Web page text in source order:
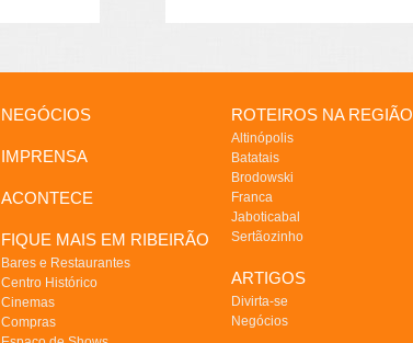
NEGÓCIOS
IMPRENSA
ACONTECE
FIQUE MAIS EM RIBEIRÃO
Bares e Restaurantes
Centro Histórico
Cinemas
Compras
ROTEIROS NA REGIÃO
Altinópolis
Batatais
Brodowski
Franca
Jaboticabal
Sertãozinho
ARTIGOS
Divirta-se
Negócios